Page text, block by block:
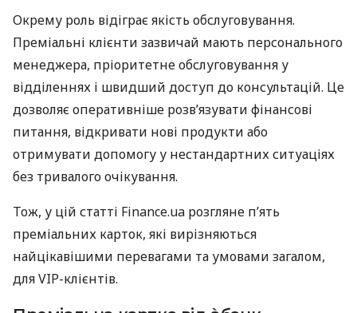
Окрему роль відіграє якість обслуговування.
Преміальні клієнти зазвичай мають персонального
менеджера, пріоритетне обслуговування у
відділеннях і швидший доступ до консультацій. Це
дозволяє оперативніше розв’язувати фінансові
питання, відкривати нові продукти або
отримувати допомогу у нестандартних ситуаціях
без тривалого очікування.
Тож, у цій статті Finance.ua розгляне п’ять
преміальних карток, які вирізняються
найцікавішими перевагами та умовами загалом,
для VIP-клієнтів.